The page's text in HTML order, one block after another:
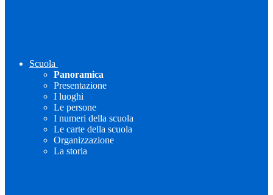
Scuola
Panoramica
Presentazione
I luoghi
Le persone
I numeri della scuola
Le carte della scuola
Organizzazione
La storia